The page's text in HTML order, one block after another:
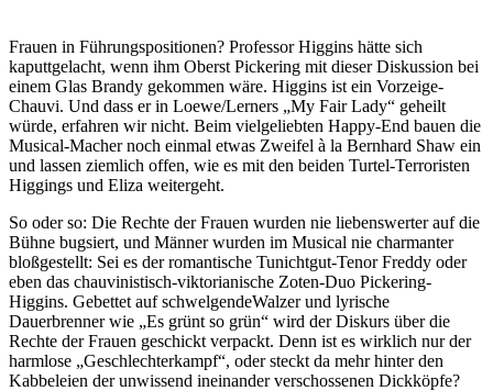
Frauen in Führungspositionen? Professor Higgins hätte sich
kaputtgelacht, wenn ihm Oberst Pickering mit dieser Diskussion bei
einem Glas Brandy gekommen wäre. Higgins ist ein Vorzeige-
Chauvi. Und dass er in Loewe/Lerners „My Fair Lady“ geheilt
würde, erfahren wir nicht. Beim vielgeliebten Happy-End bauen die
Musical-Macher noch einmal etwas Zweifel à la Bernhard Shaw ein
und lassen ziemlich offen, wie es mit den beiden Turtel-Terroristen
Higgings und Eliza weitergeht.
So oder so: Die Rechte der Frauen wurden nie liebenswerter auf die
Bühne bugsiert, und Männer wurden im Musical nie charmanter
bloßgestellt: Sei es der romantische Tunichtgut-Tenor Freddy oder
eben das chauvinistisch-viktorianische Zoten-Duo Pickering-
Higgins. Gebettet auf schwelgendeWalzer und lyrische
Dauerbrenner wie „Es grünt so grün“ wird der Diskurs über die
Rechte der Frauen geschickt verpackt. Denn ist es wirklich nur der
harmlose „Geschlechterkampf“, oder steckt da mehr hinter den
Kabbeleien der unwissend ineinander verschossenen Dickköpfe?